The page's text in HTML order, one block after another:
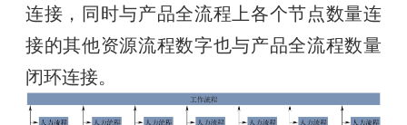
连接，同时与产品全流程上各个节点数量连
接的其他资源流程数字也与产品全流程数量
闭环连接。